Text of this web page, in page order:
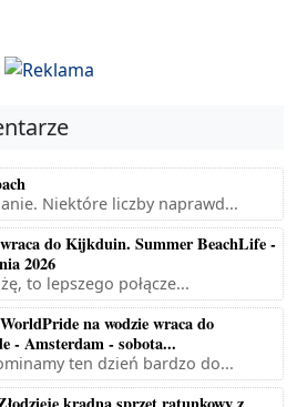
Niektóre liczby naprawd...
do Kijkduin. Summer BeachLife -
2026
to lepszego połącze...
na wodzie wraca do
- Amsterdam - sobota...
ten dzień bardzo do...